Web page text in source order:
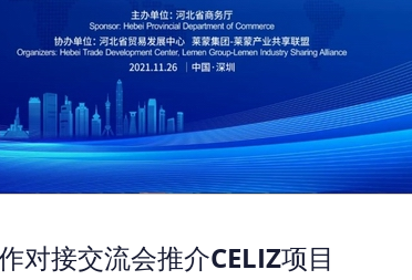
对接交流会推介CELIZ项目